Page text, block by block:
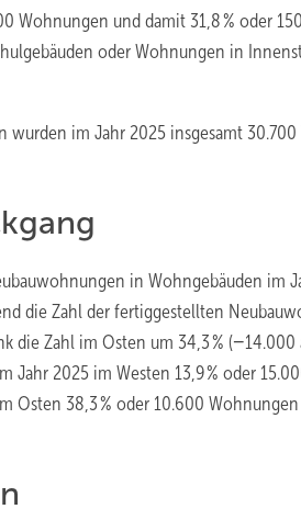
Wohnungen und damit 31,8 % oder
oder Wohnungen in
im Jahr 2025 insgesamt
in Wohngebäuden im
die Zahl der fertiggestellten
die Zahl im Osten um 34,3 % (−14.000
Jahr 2025 im Westen 13,9 % oder
Osten 38,3 % oder 10.600